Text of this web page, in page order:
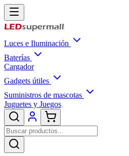
Luces e Iluminación
Baterías
Cargador
Gadgets útiles
Suministros de mascotas
Juguetes y Juegos